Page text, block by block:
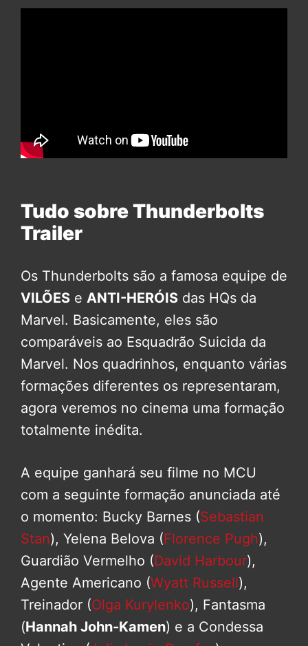
Tudo sobre Thunderbolts
Trailer
Os Thunderbolts são a famosa equipe de
VILÕES e ANTI-HERÓIS das HQs da
Marvel. Basicamente, eles são
comparáveis ao Esquadrão Suicida da
Marvel. Nos quadrinhos, enquanto várias
formações diferentes os representaram,
agora veremos no cinema uma formação
totalmente inédita.
A equipe ganhará seu filme no MCU
com a seguinte formação anunciada até
o momento: Bucky Barnes (Sebastian
Stan), Yelena Belova (Florence Pugh),
Guardião Vermelho (David Harbour),
Agente Americano (Wyatt Russell),
Treinador (Olga Kurylenko), Fantasma
(Hannah John-Kamen) e a Condessa